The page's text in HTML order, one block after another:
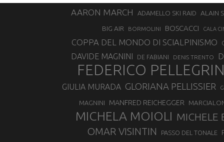
AARON MARCH ADAMELLO SKI RAID ALAIN
BIG AIR
BORMOLINI BOSCACCI CALA
COPPA DEL MONDO DI SCIALPINISMO
DAVIDE MAGNINI DE FABIANI DENIS TRENTO
FEDERICO
GIULIA MURADA GLORIANA PELLISSIER
MAGNINI MANFRED REICHEGGER
MICHELA MOIOLI MICHELE
OMAR VISINTIN PASSO DEL TONALE